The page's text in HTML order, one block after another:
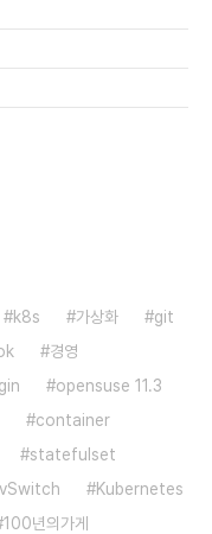
k8s 가상화
git
경영
opensuse 11.3
container
statefulset
Kubernetes
100년의가게